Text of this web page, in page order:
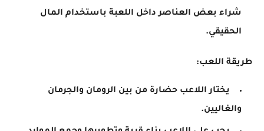
شراء بعض العناصر داخل اللعبة باستخدام المال
الحقيقي.
طريقة اللعب:
يختار اللاعب حضارة من بين الرومان والجرمان
والغاليين.